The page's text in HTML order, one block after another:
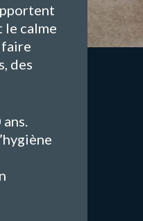
le calme
faire
des